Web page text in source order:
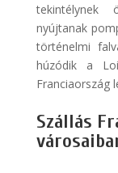
tekintélynek
nyújtanak
történelmi
húzódik a
Franciaország
Szállás